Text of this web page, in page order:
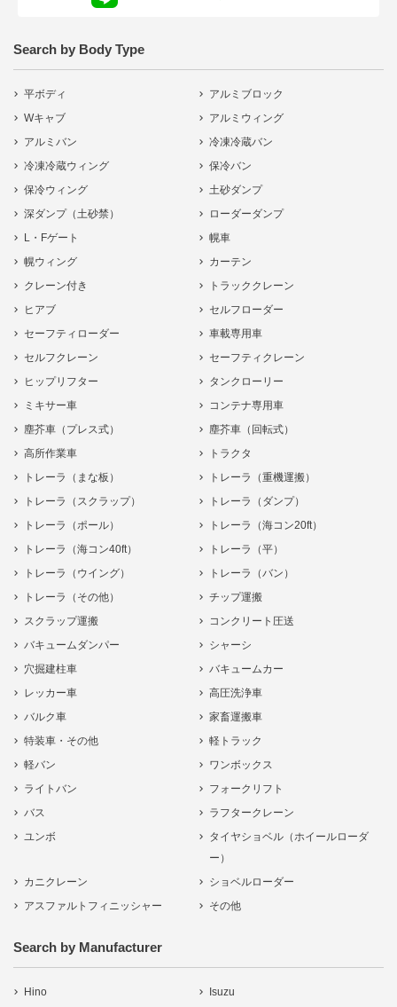
Search by Body Type
平ボディ
アルミブロック
Wキャブ
アルミウィング
アルミバン
冷凍冷蔵バン
冷凍冷蔵ウィング
保冷バン
保冷ウィング
土砂ダンプ
深ダンプ（土砂禁）
ローダーダンプ
L・Fゲート
幌車
幌ウィング
カーテン
クレーン付き
トラッククレーン
ヒアブ
セルフローダー
セーフティローダー
車載専用車
セルフクレーン
セーフティクレーン
ヒップリフター
タンクローリー
ミキサー車
コンテナ専用車
塵芥車（プレス式）
塵芥車（回転式）
高所作業車
トラクタ
トレーラ（まな板）
トレーラ（重機運搬）
トレーラ（スクラップ）
トレーラ（ダンプ）
トレーラ（ポール）
トレーラ（海コン20ft）
トレーラ（海コン40ft）
トレーラ（平）
トレーラ（ウイング）
トレーラ（バン）
トレーラ（その他）
チップ運搬
スクラップ運搬
コンクリート圧送
バキュームダンパー
シャーシ
穴掘建柱車
バキュームカー
レッカー車
高圧洗浄車
バルク車
家畜運搬車
特装車・その他
軽トラック
軽バン
ワンボックス
ライトバン
フォークリフト
バス
ラフタークレーン
ユンボ
タイヤショベル（ホイールローダ
ー）
カニクレーン
ショベルローダー
アスファルトフィニッシャー
その他
Search by Manufacturer
Hino
Isuzu